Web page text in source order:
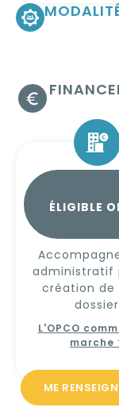
ÉLIGIBLE
administratif
création de
dossier
L'OPCO
marche
ME